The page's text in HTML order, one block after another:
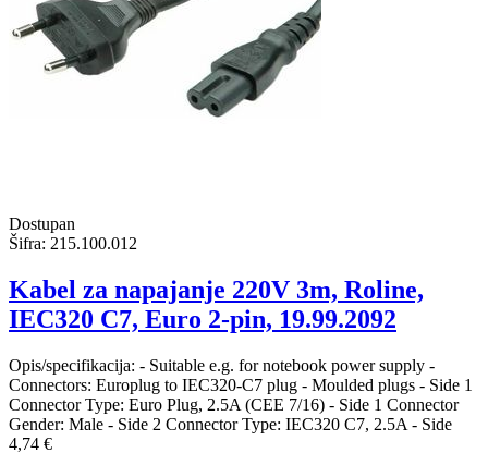
Dostupan
Šifra: 215.100.012
Kabel za napajanje 220V 3m, Roline,
IEC320 C7, Euro 2-pin, 19.99.2092
Opis/specifikacija: - Suitable e.g. for notebook power supply -
Connectors: Europlug to IEC320-C7 plug - Moulded plugs - Side 1
Connector Type: Euro Plug, 2.5A (CEE 7/16) - Side 1 Connector
Gender: Male - Side 2 Connector Type: IEC320 C7, 2.5A - Side
4,74 €